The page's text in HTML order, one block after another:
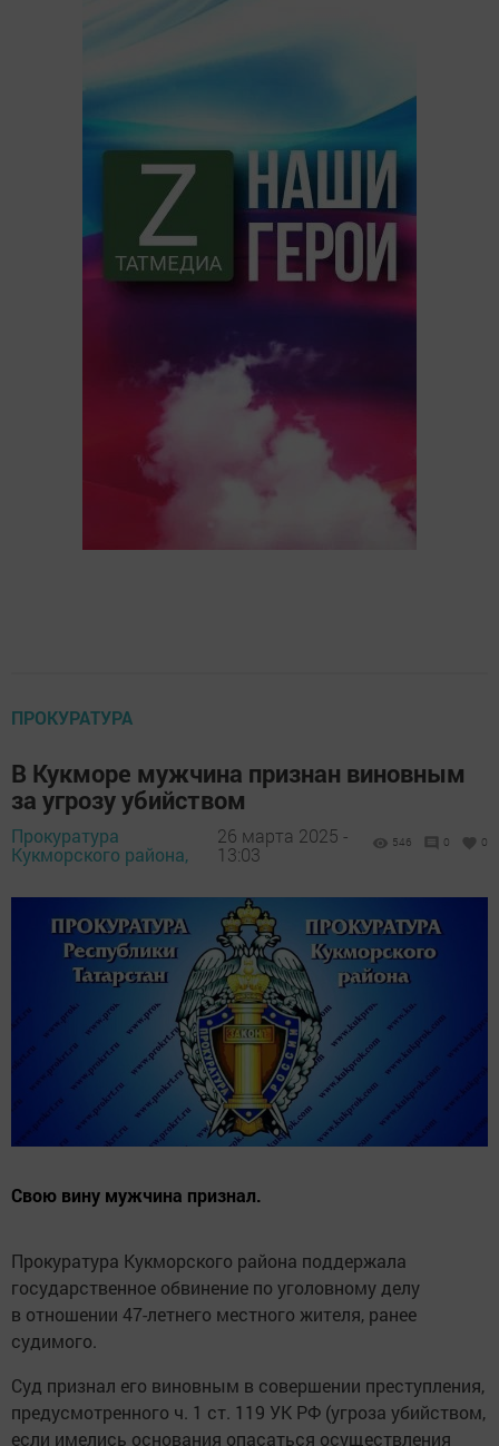
ПРОКУРАТУРА
В Кукморе мужчина признан виновным
за угрозу убийством
Прокуратура
Кукморского района,
26 марта 2025 -
13:03
546 0 0
Свою вину мужчина признал.
Прокуратура Кукморского района поддержала
государственное обвинение по уголовному делу
в отношении 47-летнего местного жителя, ранее
судимого.
Суд признал его виновным в совершении преступления,
предусмотренного ч. 1 ст. 119 УК РФ (угроза убийством,
если имелись основания опасаться осуществления